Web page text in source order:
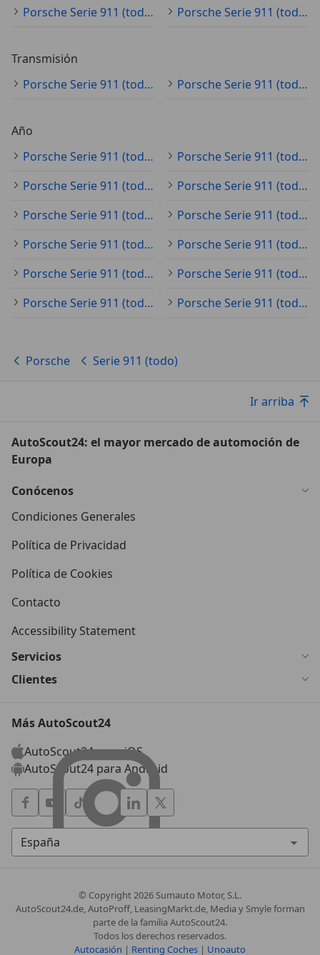
Porsche Serie 911 (todo) naranja
Porsche Serie 911 (todo) beige
Transmisión
Porsche Serie 911 (todo) automático
Porsche Serie 911 (todo) manual
Año
Porsche Serie 911 (todo) 2021
Porsche Serie 911 (todo) 2024
Porsche Serie 911 (todo) 2025
Porsche Serie 911 (todo) 2023
Porsche Serie 911 (todo) 2026
Porsche Serie 911 (todo) 2022
Porsche Serie 911 (todo) 2020
Porsche Serie 911 (todo) 2019
Porsche Serie 911 (todo) 2017
Porsche Serie 911 (todo) 2018
Porsche Serie 911 (todo) 2015
Porsche Serie 911 (todo) 2014
Porsche Serie 911 (todo)
Ir arriba
AutoScout24: el mayor mercado de automoción de
Europa
Conócenos
Condiciones Generales
Política de Privacidad
Política de Cookies
Contacto
Accessibility Statement
Servicios
Clientes
Más AutoScout24
AutoScout24 para iOS
AutoScout24 para Android
© Copyright2026 Sumauto Motor, S.L.
AutoScout24.de, AutoProff, LeasingMarkt.de, Media y Smyle forman
parte de la familia AutoScout24.
Todos los derechos reservados.
Autocasión | Renting Coches | Unoauto